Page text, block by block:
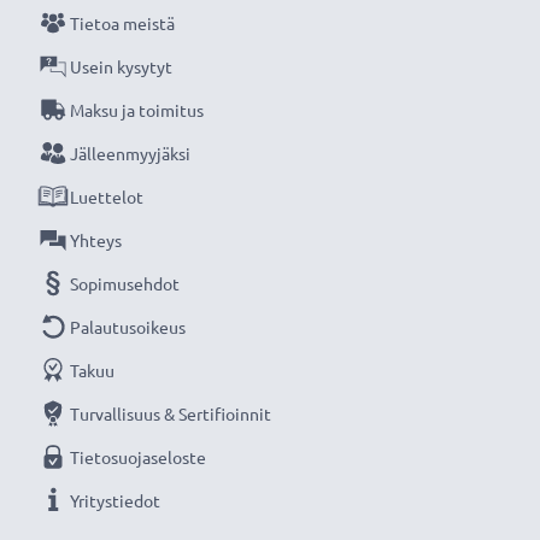
CELLONIC vaihtoakku on pitkäikäinen ja turvallinen,
laatua edulliseen hintaan.
★3 vuoden takuu
Olemme vuonna 2004 perustettu kansainvälinen
verkkokauppa, joka tarjoaa laadukkaita tuotteita, ja
siksi tarjoamme 36 kuukauden takuun!
Tietoa meistä
Usein kysytyt
Maksu ja toimitus
Jälleenmyyjäksi
Luettelot
Yhteys
Sopimusehdot
Palautusoikeus
Takuu
Turvallisuus & Sertifioinnit
Tietosuojaseloste
Yritystiedot